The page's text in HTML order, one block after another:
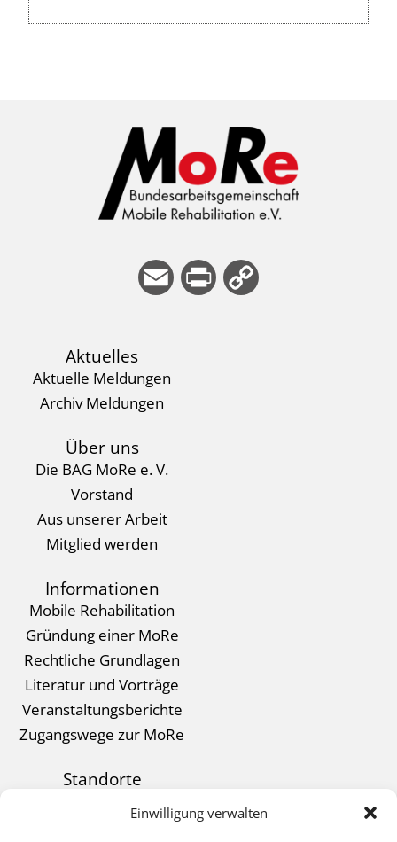
Einwilligung verwalten
E
Pri
Aktuelles
Aktuelle Meldungen
Archiv Meldungen
Über uns
Die BAG MoRe e. V.
Vorstand
Aus unserer Arbeit
Mitglied werden
Informationen
Mobile Rehabilitation
Gründung einer MoRe
Rechtliche Grundlagen
Literatur und Vorträge
Veranstaltungsberichte
Zugangswege zur MoRe
Standorte
Kontakt